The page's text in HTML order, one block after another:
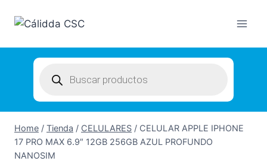
search
Home / Tienda / CELULARES / CELULAR APPLE IPHONE
17 PRO MAX 6.9″ 12GB 256GB AZUL PROFUNDO
NANOSIM